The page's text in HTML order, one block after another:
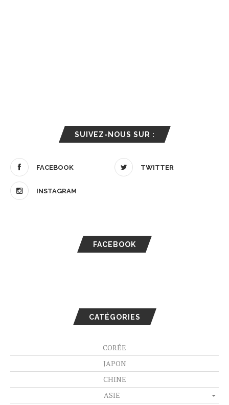
SUIVEZ-NOUS SUR :
FACEBOOK TWITTER
INSTAGRAM
FACEBOOK
CATÉGORIES
CORÉE
JAPON
CHINE
ASIE